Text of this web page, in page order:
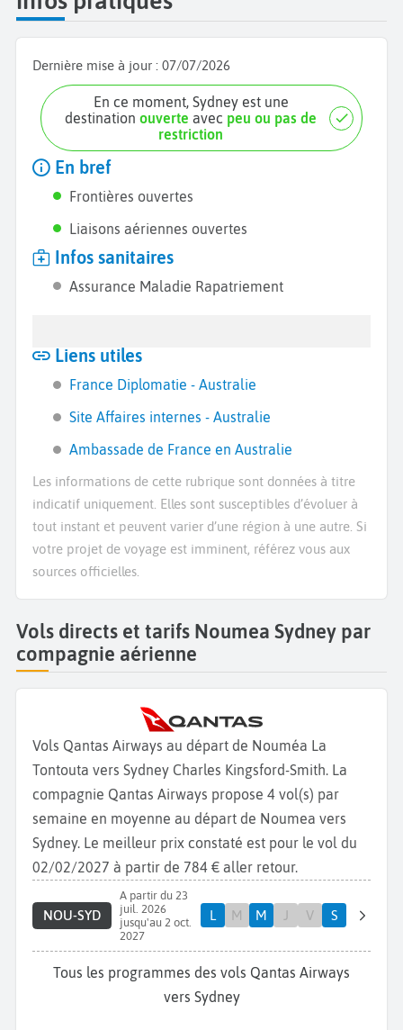
Dernière mise à jour : 07/07/2026
En ce moment, Sydney est une
destinationouverte avec peu ou pas de
restriction
En bref
Frontières ouvertes
Liaisons aériennes ouvertes
Infos sanitaires
Assurance Maladie Rapatriement
Liens utiles
France Diplomatie - Australie
Site Affaires internes - Australie
Ambassade de France en Australie
Les informations de cette rubrique sont données à titre
indicatif uniquement. Elles sont susceptibles d’évoluer à
tout instant et peuvent varier d’une région à une autre. Si
votre projet de voyage est imminent, référez vous aux
sources officielles.
Vols directs et tarifs Noumea Sydney par
compagnie aérienne
Vols Qantas Airways au départ de Nouméa La
Tontouta vers Sydney Charles Kingsford-Smith. La
compagnie Qantas Airways propose 4 vol(s) par
semaine en moyenne au départ de Noumea vers
Sydney. Le meilleur prix constaté est pour le vol du
02/02/2027 à partir de 784 € aller retour.
NOU-SYD
A partir du 23
juil. 2026
jusqu'au 2 oct.
2027
L M M J V S
Tous les programmes des vols Qantas Airways
vers Sydney